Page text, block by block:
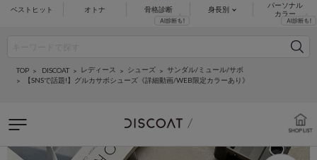
ベストヒット オトナ 骨格診断 身長別
パーソナル
カラー
TOP DISCOAT レディース シューズ
サンダル/ミュール/サボ
【SNSで話題!】グルカサボシューズ《詳細動画/WEB限定カラーあり》